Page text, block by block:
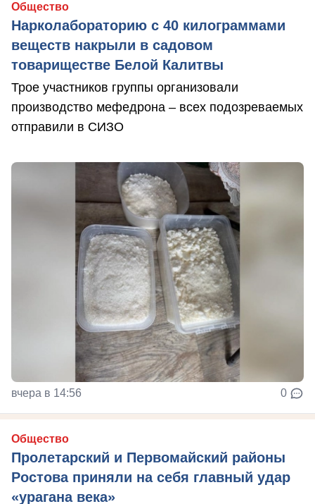
Общество
Нарколабораторию с 40 килограммами
веществ накрыли в садовом
товариществе Белой Калитвы
Трое участников группы организовали
производство мефедрона – всех подозреваемых
отправили в СИЗО
вчера в 14:56 0
Общество
Пролетарский и Первомайский районы
Ростова приняли на себя главный удар
«урагана века»